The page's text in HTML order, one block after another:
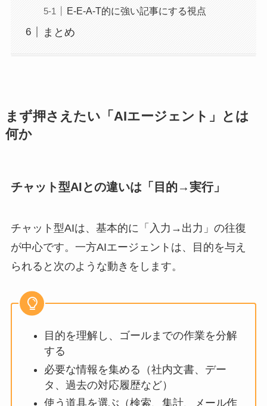
E-E-A-T的に強い記事にする視点
まとめ
まず押さえたい「AIエージェント」とは
何か
チャット型AIとの違いは「目的→実行」
チャット型AIは、基本的に「入力→出力」の往復
が中心です。一方AIエージェントは、目的を与え
られると次のような動きをします。
目的を理解し、ゴールまでの作業を分解
する
必要な情報を集める（社内文書、デー
タ、過去の対応履歴など）
使う道具を選ぶ（検索、集計、メール作